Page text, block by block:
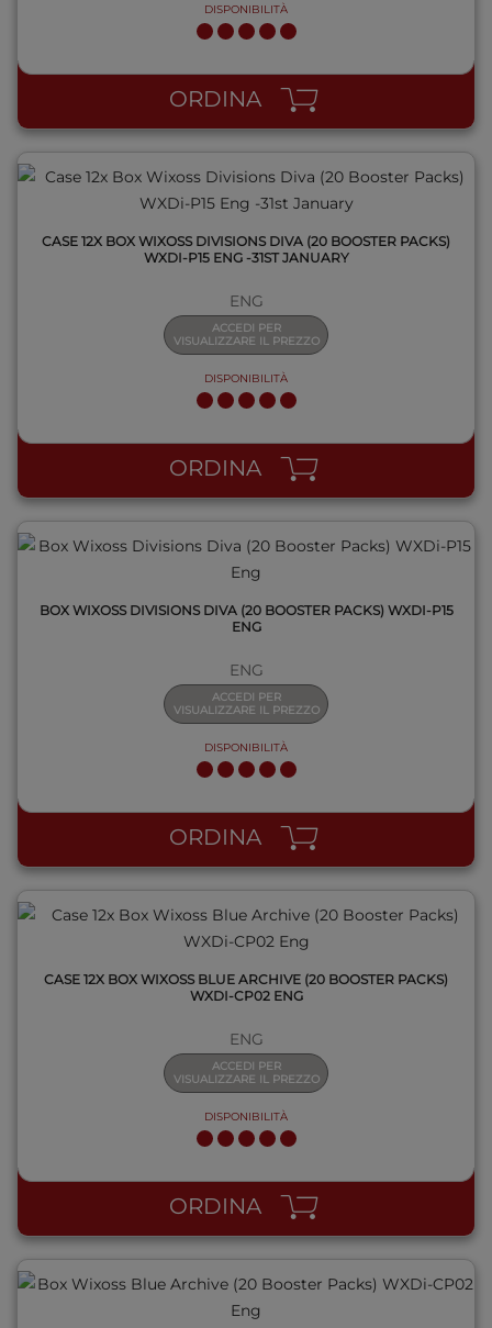
DISPONIBILITÀ
ORDINA
QUICK VIEW
CASE 12X BOX WIXOSS DIVISIONS DIVA (20 BOOSTER PACKS)
WXDI-P15 ENG -31ST JANUARY
ENG
ACCEDI PER
VISUALIZZARE IL PREZZO
DISPONIBILITÀ
ORDINA
QUICK VIEW
BOX WIXOSS DIVISIONS DIVA (20 BOOSTER PACKS) WXDI-P15
ENG
ENG
ACCEDI PER
VISUALIZZARE IL PREZZO
DISPONIBILITÀ
ORDINA
QUICK VIEW
CASE 12X BOX WIXOSS BLUE ARCHIVE (20 BOOSTER PACKS)
WXDI-CP02 ENG
ENG
ACCEDI PER
VISUALIZZARE IL PREZZO
DISPONIBILITÀ
ORDINA
QUICK VIEW